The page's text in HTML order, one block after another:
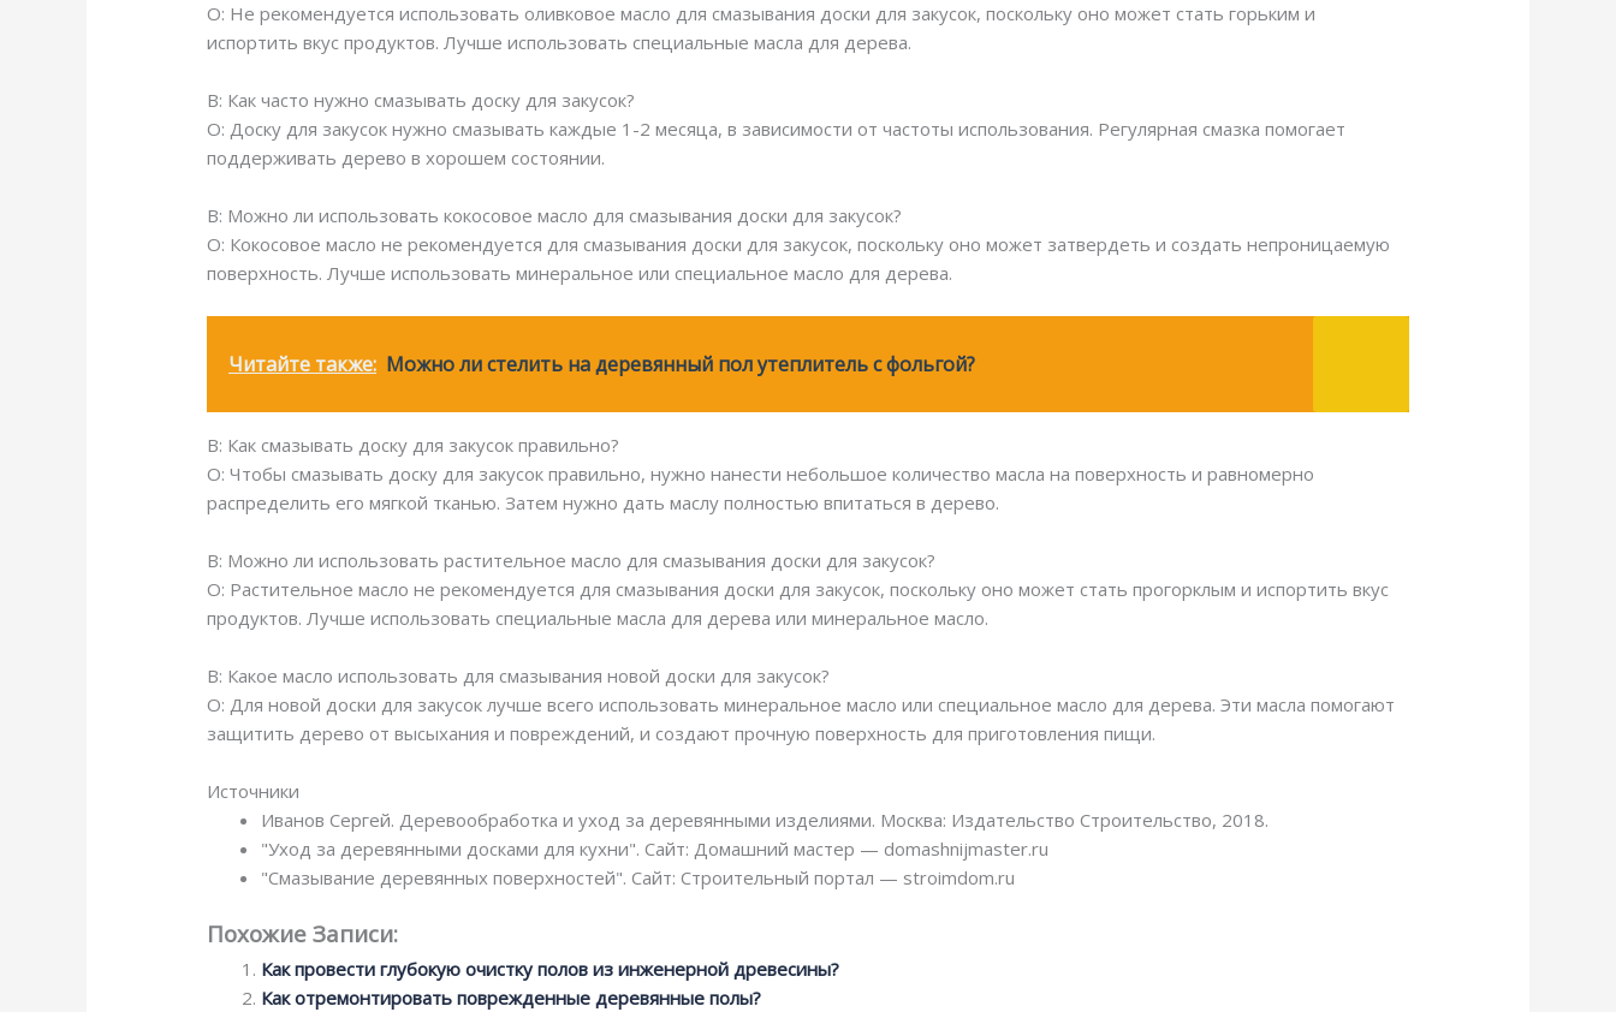
О: Не рекомендуется использовать оливковое масло для смазывания доски для закусок, поскольку оно может стать горьким и
испортить вкус продуктов. Лучше использовать специальные масла для дерева.
В: Как часто нужно смазывать доску для закусок?
О: Доску для закусок нужно смазывать каждые 1-2 месяца, в зависимости от частоты использования. Регулярная смазка помогает
поддерживать дерево в хорошем состоянии.
В: Можно ли использовать кокосовое масло для смазывания доски для закусок?
О: Кокосовое масло не рекомендуется для смазывания доски для закусок, поскольку оно может затвердеть и создать непроницаемую
поверхность. Лучше использовать минеральное или специальное масло для дерева.
Читайте также: Можно ли стелить на деревянный пол утеплитель с фольгой?
В: Как смазывать доску для закусок правильно?
О: Чтобы смазывать доску для закусок правильно, нужно нанести небольшое количество масла на поверхность и равномерно
распределить его мягкой тканью. Затем нужно дать маслу полностью впитаться в дерево.
В: Можно ли использовать растительное масло для смазывания доски для закусок?
О: Растительное масло не рекомендуется для смазывания доски для закусок, поскольку оно может стать прогорклым и испортить вкус
продуктов. Лучше использовать специальные масла для дерева или минеральное масло.
В: Какое масло использовать для смазывания новой доски для закусок?
О: Для новой доски для закусок лучше всего использовать минеральное масло или специальное масло для дерева. Эти масла помогают
защитить дерево от высыхания и повреждений, и создают прочную поверхность для приготовления пищи.
Источники
Иванов Сергей. Деревообработка и уход за деревянными изделиями. Москва: Издательство Строительство, 2018.
"Уход за деревянными досками для кухни". Сайт: Домашний мастер — domashnijmaster.ru
"Смазывание деревянных поверхностей". Сайт: Строительный портал — stroimdom.ru
Похожие Записи:
Как провести глубокую очистку полов из инженерной древесины?
Как отремонтировать поврежденные деревянные полы?